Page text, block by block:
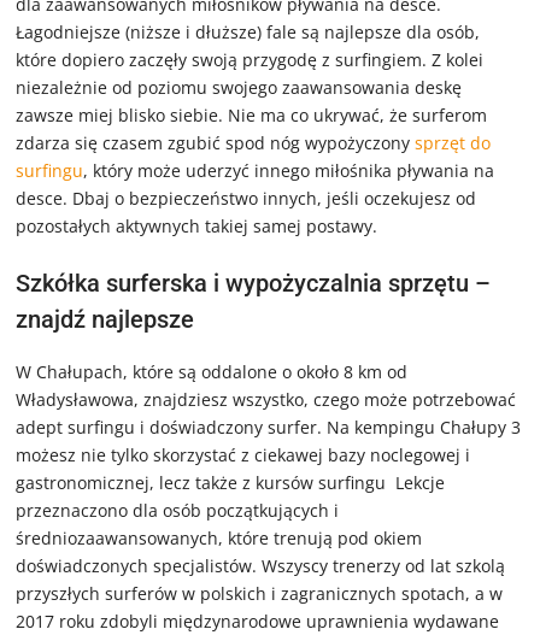
dla zaawansowanych miłośników pływania na desce.
Łagodniejsze (niższe i dłuższe) fale są najlepsze dla osób,
które dopiero zaczęły swoją przygodę z surfingiem. Z kolei
niezależnie od poziomu swojego zaawansowania deskę
zawsze miej blisko siebie. Nie ma co ukrywać, że surferom
zdarza się czasem zgubić spod nóg wypożyczonysprzęt do
surfingu, który może uderzyć innego miłośnika pływania na
desce. Dbaj o bezpieczeństwo innych, jeśli oczekujesz od
pozostałych aktywnych takiej samej postawy.
Szkółka surferska i wypożyczalnia sprzętu –
znajdź najlepsze
W Chałupach, które są oddalone o około 8 km od
Władysławowa, znajdziesz wszystko, czego może potrzebować
adept surfingu i doświadczony surfer. Na kempingu Chałupy 3
możesz nie tylko skorzystać z ciekawej bazy noclegowej i
gastronomicznej, lecz także z kursów surfingu Lekcje
przeznaczono dla osób początkujących i
średniozaawansowanych, które trenują pod okiem
doświadczonych specjalistów. Wszyscy trenerzy od lat szkolą
przyszłych surferów w polskich i zagranicznych spotach, a w
2017 roku zdobyli międzynarodowe uprawnienia wydawane